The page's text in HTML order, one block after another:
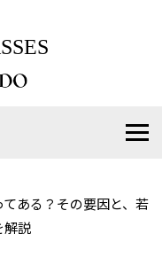
ある？その要因と、若
解説